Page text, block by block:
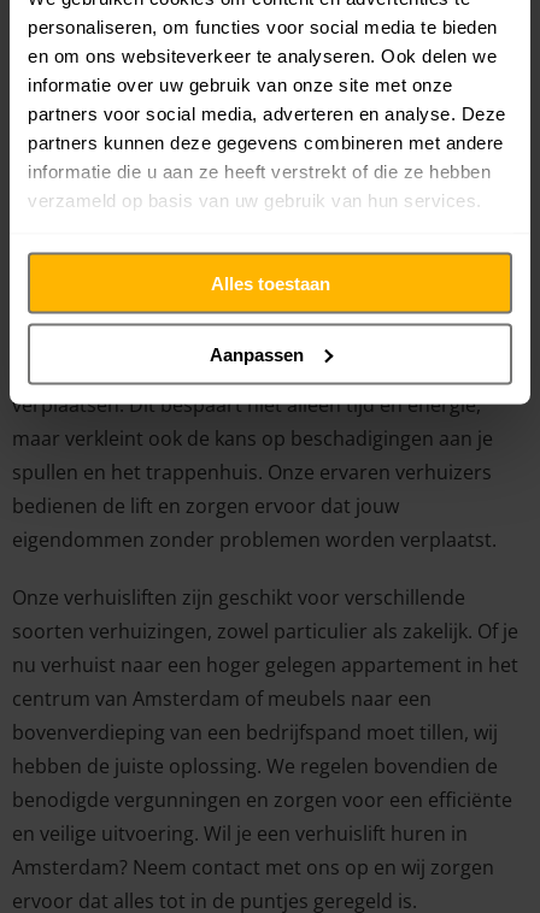
personaliseren, om functies voor social media te bieden
en om ons websiteverkeer te analyseren. Ook delen we
informatie over uw gebruik van onze site met onze
partners voor social media, adverteren en analyse. Deze
partners kunnen deze gegevens combineren met andere
informatie die u aan ze heeft verstrekt of die ze hebben
verzameld op basis van uw gebruik van hun services.
Alles toestaan
Aanpassen
Verhuislift huren in Amsterdam
voor een snelle en veilige
verhuizing
Woon je in een appartement op een hoge verdieping of
heb je grote, zware meubels die lastig via het
Snelle Jongens bieden we professionele verhuisliften
andere grote objecten naar boven of beneden kunt
verplaatsen. Dit bespaart niet alleen tijd en energie,
maar verkleint ook de kans op beschadigingen aan je
spullen en het trappenhuis. Onze ervaren verhuizers
bedienen de lift en zorgen ervoor dat jouw
eigendommen zonder problemen worden verplaatst.
Onze verhuisliften zijn geschikt voor verschillende
soorten verhuizingen, zowel particulier als zakelijk. Of je
nu verhuist naar een hoger gelegen appartement in het
centrum van Amsterdam of meubels naar een
bovenverdieping van een bedrijfspand moet tillen, wij
hebben de juiste oplossing. We regelen bovendien de
benodigde vergunningen en zorgen voor een efficiënte
en veilige uitvoering. Wil je een verhuislift huren in
Amsterdam? Neem contact met ons op en wij zorgen
ervoor dat alles tot in de puntjes geregeld is.